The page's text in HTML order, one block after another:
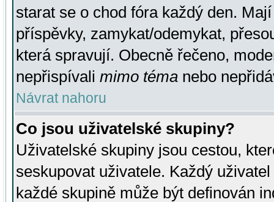
starat se o chod fóra každý den.
příspěvky, zamykat/odemykat,
která spravují. Obecně řečeno,
nepřispívali mimo téma nebo
Návrat nahoru
Co jsou uživatelské skupiny?
Uživatelské skupiny jsou cestou,
seskupovat uživatele. Každý
každé skupině může být definován